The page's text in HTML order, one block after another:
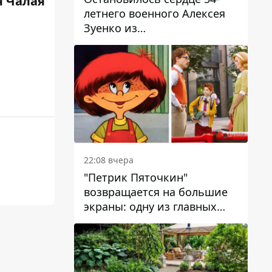
летнего военного Алексея
Зуенко из
Днепропетровской области
22:08 вчера
"Петрик Пяточкин"
возвращается на большие
экраны: одну из главных
ролей сыграет 9-летний
днепрянин Александр
Войтеховский